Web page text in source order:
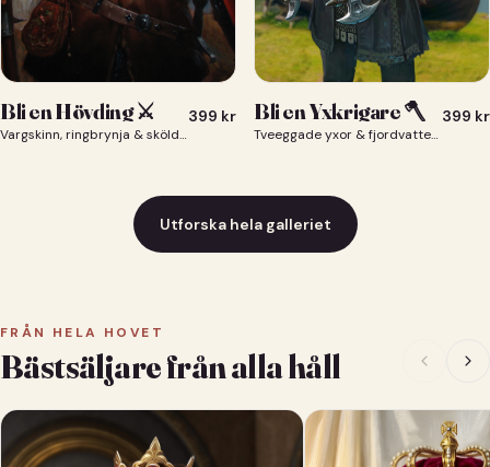
Bli en Hövding ⚔️
Vargskinn, ringbrynja & sköld — du som nordisk krigsherre ⚔️
399 kr Bli en Yxkrigare 🪓
Tveeggade yxor & fjordvatten bakom dig 🪓
399 kr
Utforska hela galleriet
FRÅN HELA HOVET
Bästsäljare från alla håll